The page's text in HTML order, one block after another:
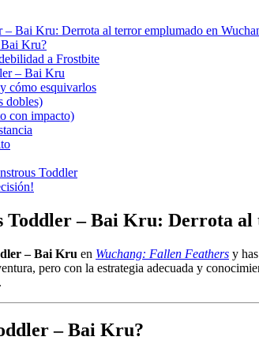
Bai Kru: Derrota al terror emplumado en
Bai Kru?
a Frostbite
– Bai Kru
cómo esquivarlos
dobles)
con impacto)
Toddler
Toddler – Bai Kru: Derrota
– Bai Kru en Wuchang: Fallen Feathers y
pero con la estrategia adecuada y
.
– Bai Kru?